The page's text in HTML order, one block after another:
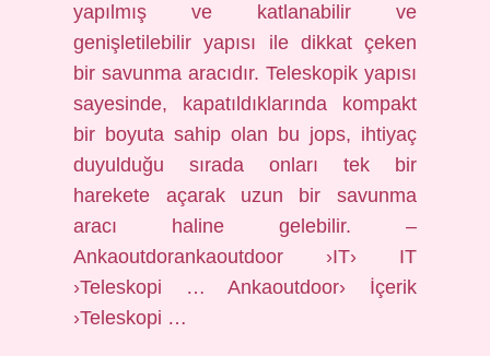
yapılmış ve katlanabilir ve
genişletilebilir yapısı ile dikkat çeken
bir savunma aracıdır. Teleskopik yapısı
sayesinde, kapatıldıklarında kompakt
bir boyuta sahip olan bu jops, ihtiyaç
duyulduğu sırada onları tek bir
harekete açarak uzun bir savunma
aracı haline gelebilir. –
Ankaoutdorankaoutdoor ›IT› ​​IT
›Teleskopi … Ankaoutdoor› İçerik
›Teleskopi …